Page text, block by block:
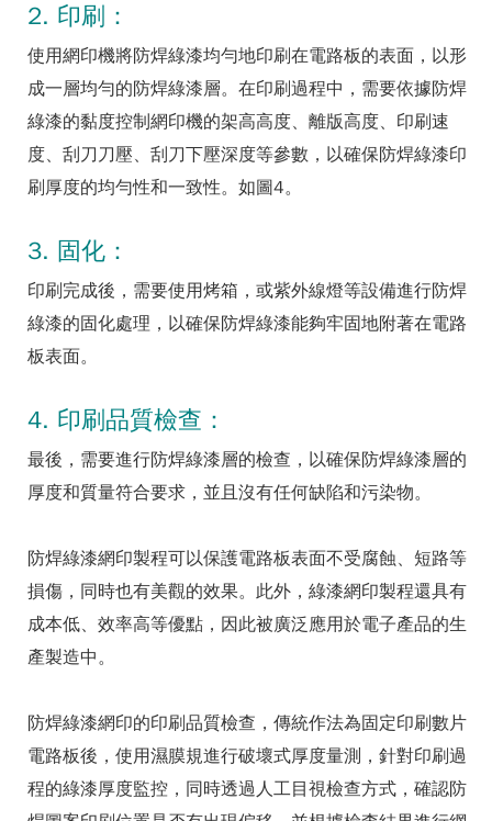
2. 印刷：
使用網印機將防焊綠漆均勻地印刷在電路板的表面，以形
成一層均勻的防焊綠漆層。在印刷過程中，需要依據防焊
綠漆的黏度控制網印機的架高高度、離版高度、印刷速
度、刮刀刀壓、刮刀下壓深度等參數，以確保防焊綠漆印
刷厚度的均勻性和一致性。如圖4。
3. 固化：
印刷完成後，需要使用烤箱，或紫外線燈等設備進行防焊
綠漆的固化處理，以確保防焊綠漆能夠牢固地附著在電路
板表面。
4. 印刷品質檢查：
最後，需要進行防焊綠漆層的檢查，以確保防焊綠漆層的
厚度和質量符合要求，並且沒有任何缺陷和污染物。
防焊綠漆網印製程可以保護電路板表面不受腐蝕、短路等
損傷，同時也有美觀的效果。此外，綠漆網印製程還具有
成本低、效率高等優點，因此被廣泛應用於電子產品的生
產製造中。
防焊綠漆網印的印刷品質檢查，傳統作法為固定印刷數片
電路板後，使用濕膜規進行破壞式厚度量測，針對印刷過
程的綠漆厚度監控，同時透過人工目視檢查方式，確認防